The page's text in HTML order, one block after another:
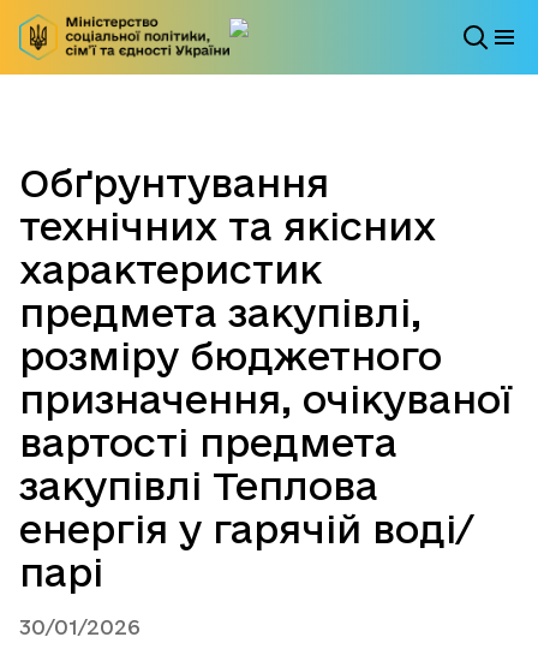
Обґрунтування
технічних та якісних
характеристик
предмета закупівлі,
розміру бюджетного
призначення, очікуваної
вартості предмета
закупівлі Теплова
енергія у гарячій воді/
парі
30/01/2026